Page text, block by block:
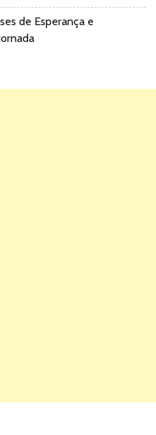
de Esperança e